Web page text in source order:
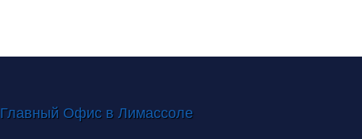
Главный Офис в Лимассоле